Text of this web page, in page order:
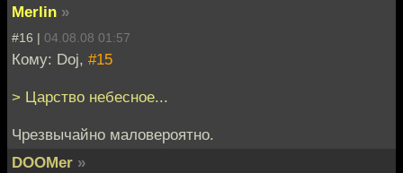
Merlin »
#16 | 04.08.08 01:57
Кому: Doj, #15
> Царство небесное...
Чрезвычайно маловероятно.
DOOMer »